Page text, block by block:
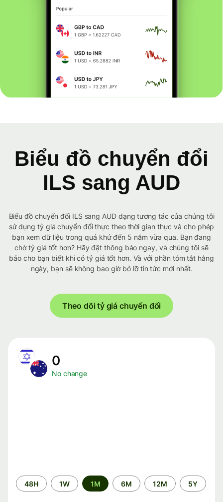
Biểu đồ chuyển đổi
ILS sang AUD
Biểu đồ chuyển đổi ILS sang AUD dạng tương tác của chúng tôi
sử dụng tỷ giá chuyển đổi thực theo thời gian thực và cho phép
bạn xem dữ liệu trong quá khứ đến 5 năm vừa qua. Bạn đang
chờ tỷ giá tốt hơn? Hãy đặt thông báo ngay, và chúng tôi sẽ
báo cho bạn biết khi có tỷ giá tốt hơn. Và với phần tóm tắt hằng
ngày, bạn sẽ không bao giờ bỏ lỡ tin tức mới nhất.
Theo dõi tỷ giá chuyển đổi
0
No change
Time
period
48H 1W 1M 6M 12M 5Y